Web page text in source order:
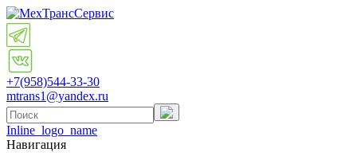
+7(958)544-33-30
mtrans1@yandex.ru
Inline_logo_name
Навигация